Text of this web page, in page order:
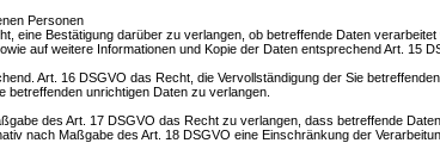
Personen
eine Bestätigung darüber zu verlangen, ob betreffende Daten
auf weitere Informationen und Kopie der Daten entsprechend Art. 15
Art. 16 DSGVO das Recht, die Vervollständigung der Sie
betreffenden unrichtigen Daten zu verlangen.
des Art. 17 DSGVO das Recht zu verlangen, dass betreffende
nach Maßgabe des Art. 18 DSGVO eine Einschränkung der